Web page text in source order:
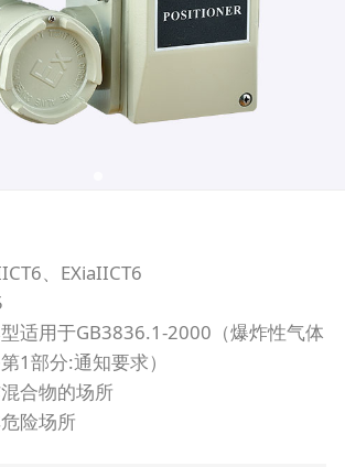
、EXiaIICT6
适用于GB3836.1-2000（爆炸性气体
1部分:通知要求）
合物的场所
险场所